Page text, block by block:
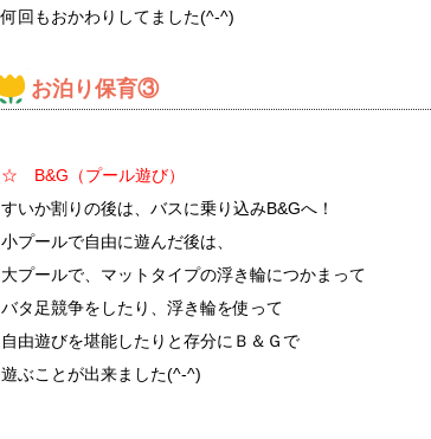
何回もおかわりしてました(^-^)
お泊り保育③
☆ B&G（プール遊び）
すいか割りの後は、バスに乗り込みB&Gへ！
小プールで自由に遊んだ後は、
大プールで、マットタイプの浮き輪につかまって
バタ足競争をしたり、浮き輪を使って
自由遊びを堪能したりと存分にＢ＆Ｇで
遊ぶことが出来ました(^-^)